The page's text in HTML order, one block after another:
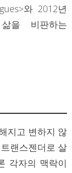
와 2012년
을 비판하는
지고 변하지 않
랜스젠더로 살
각자의 맥락이